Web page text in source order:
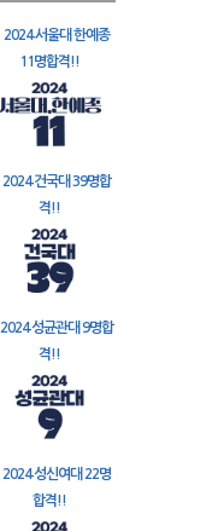
2024 서울대 한예종
11명합격!!
2024 건국대 39명합
격!!
2024 성균관대 9명합
격!!
2024 성신여대 22명
합격!!